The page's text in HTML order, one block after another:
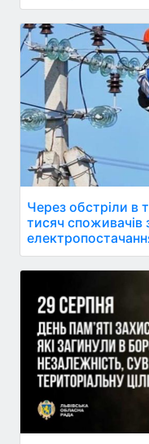
Через обстріли в
тисяч